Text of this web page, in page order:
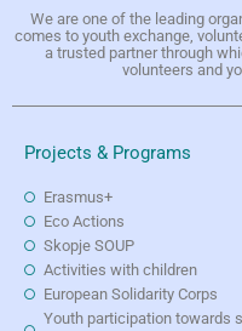
We are one of the leading
comes to youth exchange,
a trusted partner through
volunteers and
Projects & Programs
Erasmus+
Eco Actions
Skopje SOUP
Activities with children
European Solidarity Corps
Youth participation towards